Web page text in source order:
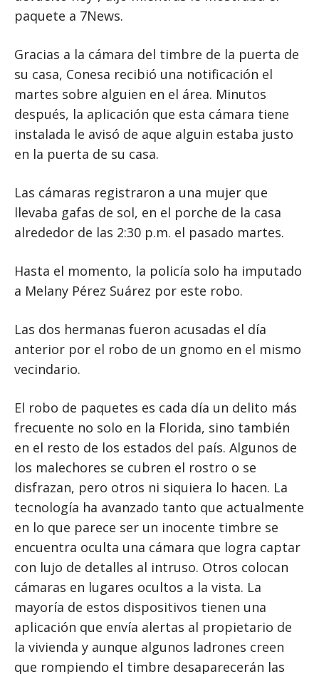
paquete a 7News.
Gracias a la cámara del timbre de la puerta de
su casa, Conesa recibió una notificación el
martes sobre alguien en el área. Minutos
después, la aplicación que esta cámara tiene
instalada le avisó de aque alguin estaba justo
en la puerta de su casa.
Las cámaras registraron a una mujer que
llevaba gafas de sol, en el porche de la casa
alrededor de las 2:30 p.m. el pasado martes.
Hasta el momento, la policía solo ha imputado
a Melany Pérez Suárez por este robo.
Las dos hermanas fueron acusadas el día
anterior por el robo de un gnomo en el mismo
vecindario.
El robo de paquetes es cada día un delito más
frecuente no solo en la Florida, sino también
en el resto de los estados del país. Algunos de
los malechores se cubren el rostro o se
disfrazan, pero otros ni siquiera lo hacen. La
tecnología ha avanzado tanto que actualmente
en lo que parece ser un inocente timbre se
encuentra oculta una cámara que logra captar
con lujo de detalles al intruso. Otros colocan
cámaras en lugares ocultos a la vista. La
mayoría de estos dispositivos tienen una
aplicación que envía alertas al propietario de
la vivienda y aunque algunos ladrones creen
que rompiendo el timbre desaparecerán las